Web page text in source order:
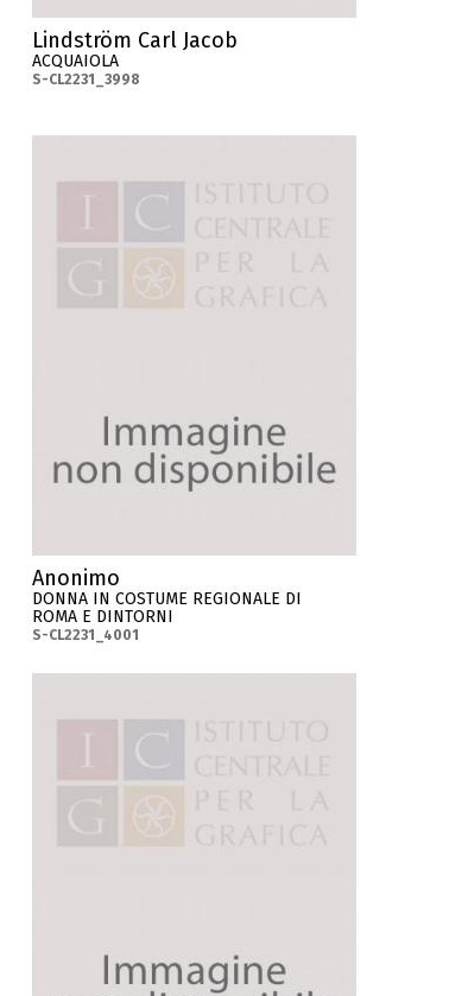
Lindström Carl Jacob
ACQUAIOLA
S-CL2231_3998
Anonimo
DONNA IN COSTUME REGIONALE DI
ROMA E DINTORNI
S-CL2231_4001